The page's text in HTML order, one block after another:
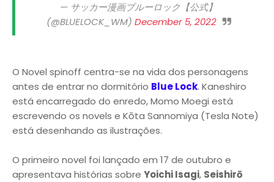
— サッカー漫画ブルーロック【公式】
(@BLUELOCK_WM) December 5, 2022
O Novel spinoff centra-se na vida dos personagens
antes de entrar no dormitório Blue Lock. Kaneshiro
está encarregado do enredo, Momo Moegi está
escrevendo os novels e Kōta Sannomiya (Tesla Note)
está desenhando as ilustrações.
O primeiro novel foi lançado em 17 de outubro e
apresentava histórias sobre Yoichi Isagi, Seishirō